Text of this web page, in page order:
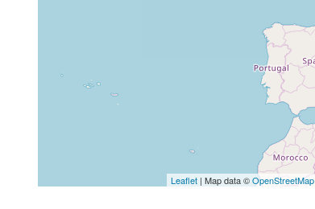
Leaflet | Map data ©OpenStreetMap